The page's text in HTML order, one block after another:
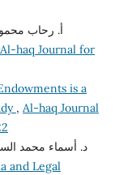
أ. رحاب
Al-haq Journal for
is a
, Al-haq Journal
د. أسماء محمد
and Legal